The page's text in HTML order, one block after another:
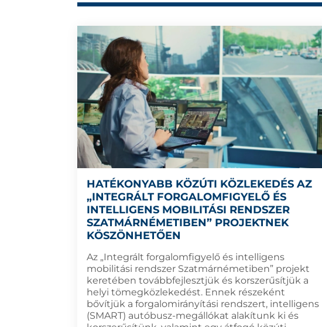
HATÉKONYABB KÖZÚTI KÖZLEKEDÉS AZ
„INTEGRÁLT FORGALOMFIGYELŐ ÉS
INTELLIGENS MOBILITÁSI RENDSZER
SZATMÁRNÉMETIBEN” PROJEKTNEK
KÖSZÖNHETŐEN
Az „Integrált forgalomfigyelő és intelligens
mobilitási rendszer Szatmárnémetiben” projekt
keretében továbbfejlesztjük és korszerűsítjük a
helyi tömegközlekedést. Ennek részeként
bővítjük a forgalomirányítási rendszert, intelligens
(SMART) autóbusz-megállókat alakítunk ki és